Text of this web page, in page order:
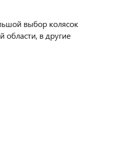
выбор колясок
в другие